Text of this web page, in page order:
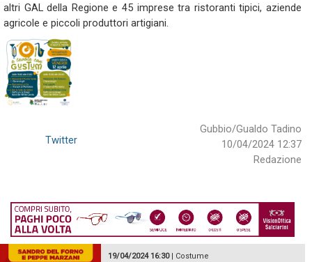
altri GAL della Regione e 45 imprese tra ristoranti tipici, aziende
agricole e piccoli produttori artigiani.
Gubbio/Gualdo Tadino
10/04/2024 12:37
Redazione
Twitter
19/04/2024 16:30| Costume